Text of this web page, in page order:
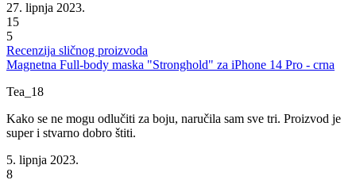
27. lipnja 2023.
15
5
Recenzija sličnog proizvoda
Magnetna Full-body maska "Stronghold" za iPhone 14 Pro - crna
Tea_18
Kako se ne mogu odlučiti za boju, naručila sam sve tri. Proizvod je
super i stvarno dobro štiti.
5. lipnja 2023.
8